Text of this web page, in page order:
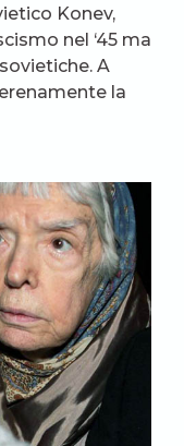
Konev,
nel ‘45 ma
A
la